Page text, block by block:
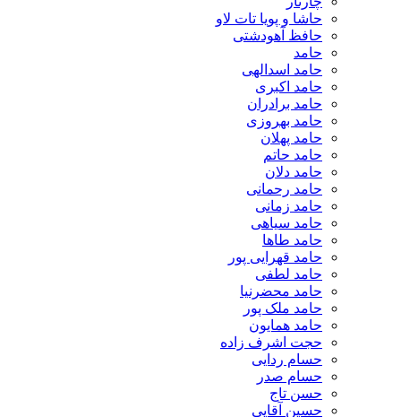
حاشا و پویا تات لاو
حافظ آهودشتی
حامد
حامد اسدالهی
حامد اکبری
حامد برادران
حامد بهروزی
حامد پهلان
حامد حاتم
حامد دلان
حامد رحمانی
حامد زمانی
حامد سیاهی
حامد طاها
حامد قهرایی پور
حامد لطفی
حامد محضرنیا
حامد ملک پور
حامد همایون
حجت اشرف زاده
حسام ردایی
حسام صدر
حسن تاج
حسین آقایی